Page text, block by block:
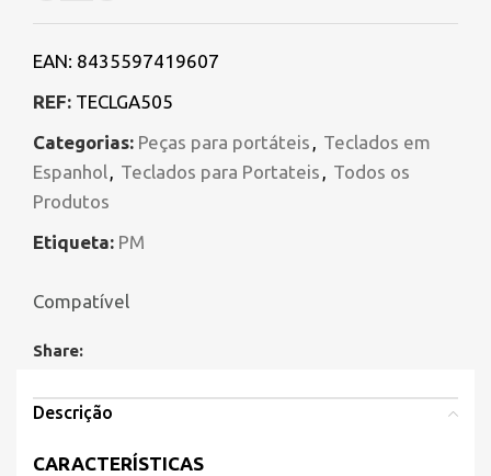
EAN: 8435597419607
REF: TECLGA505
Categorias: Peças para portáteis , Teclados em
Espanhol, Teclados para Portateis , Todos os
Produtos
Etiqueta: PM
Compatível
Share:
Descrição
CARACTERÍSTICAS